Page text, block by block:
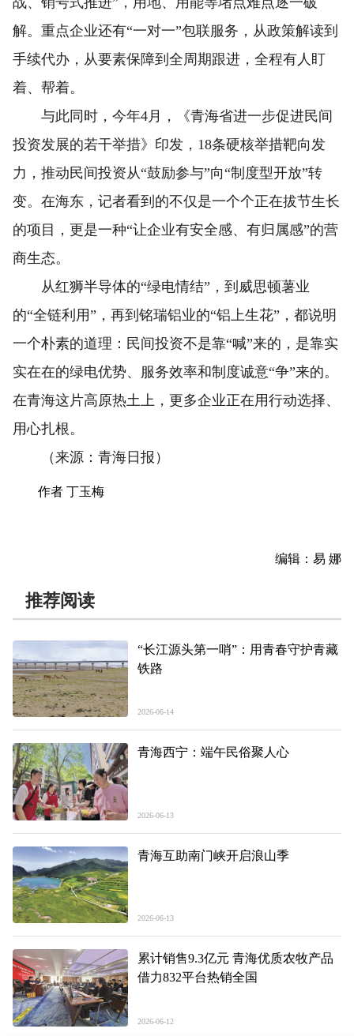
解。重点企业还有“一对一”包联服务，从政策解读到
手续代办，从要素保障到全周期跟进，全程有人盯
着、帮着。
与此同时，今年4月，《青海省进一步促进民间
投资发展的若干举措》印发，18条硬核举措靶向发
力，推动民间投资从“鼓励参与”向“制度型开放”转
变。在海东，记者看到的不仅是一个个正在拔节生长
的项目，更是一种“让企业有安全感、有归属感”的营
商生态。
从红狮半导体的“绿电情结”，到威思顿薯业
的“全链利用”，再到铭瑞铝业的“铝上生花”，都说明
一个朴素的道理：民间投资不是靠“喊”来的，是靠实
实在在的绿电优势、服务效率和制度诚意“争”来的。
在青海这片高原热土上，更多企业正在用行动选择、
用心扎根。
（来源：青海日报）
作者 丁玉梅
编辑：易 娜
推荐阅读
“长江源头第一哨”：用青春守护青藏
铁路
2026-06-14
青海西宁：端午民俗聚人心
2026-06-13
青海互助南门峡开启浪山季
2026-06-13
累计销售9.3亿元 青海优质农牧产品
借力832平台热销全国
2026-06-12